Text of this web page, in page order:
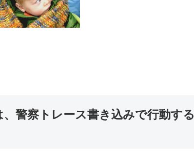
警察トレース書き込みで行動する